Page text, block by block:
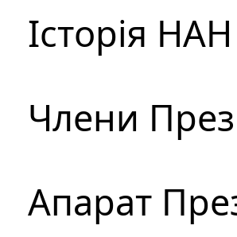
Історія
Члени
Апарат